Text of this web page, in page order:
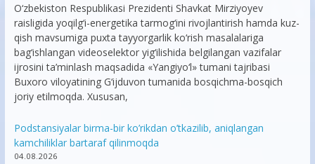
O‘zbekiston Respublikasi Prezidenti Shavkat Mirziyoyev
raisligida yoqilg‘i-energetika tarmog‘ini rivojlantirish hamda kuz-
qish mavsumiga puxta tayyorgarlik ko‘rish masalalariga
bag‘ishlangan videoselektor yig‘ilishida belgilangan vazifalar
ijrosini ta’minlash maqsadida «Yangiyo‘l» tumani tajribasi
Buxoro viloyatining G‘ijduvon tumanida bosqichma-bosqich
joriy etilmoqda. Xususan,
Podstansiyalar birma-bir ko’rikdan o’tkazilib, aniqlangan
kamchiliklar bartaraf qilinmoqda
04.08.2026